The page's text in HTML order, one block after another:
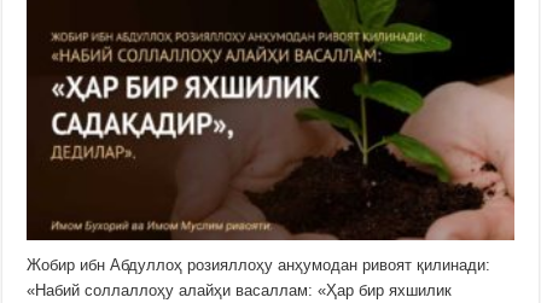
Жобир ибн Абдуллоҳ розияллоҳу анҳумодан ривоят қилинади:
«Набий соллаллоҳу алайҳи васаллам: «Ҳар бир яхшилик